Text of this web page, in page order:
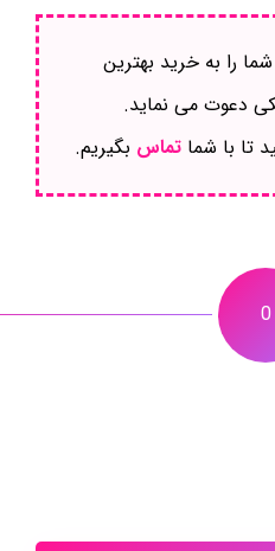
را به خرید بهترین
دعوت می نماید.
تا با شماتماس بگیریم.
0